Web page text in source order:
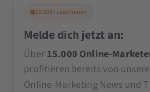
15.000+ Leser:innen
Melde dich jetzt an:
Über15.000 Online-
profitieren bereits von
Online-Marketing News und